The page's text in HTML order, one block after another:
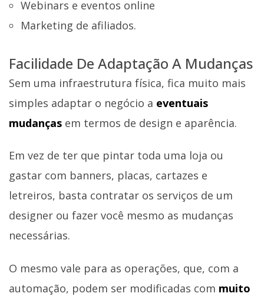
Webinars e eventos online
Marketing de afiliados.
Facilidade De Adaptação A Mudanças
Sem uma infraestrutura física, fica muito mais
simples adaptar o negócio a eventuais
mudanças em termos de design e aparência.
Em vez de ter que pintar toda uma loja ou
gastar com banners, placas, cartazes e
letreiros, basta contratar os serviços de um
designer ou fazer você mesmo as mudanças
necessárias.
O mesmo vale para as operações, que, com a
automação, podem ser modificadas com muito